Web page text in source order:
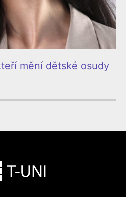
mění dětské osudy